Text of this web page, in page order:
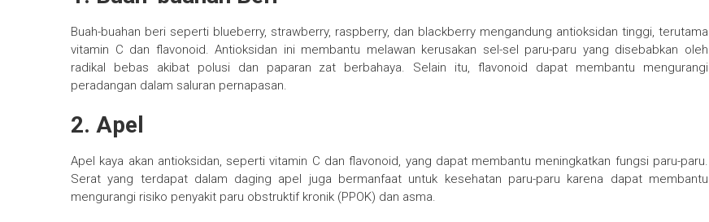
Buah-buahan beri seperti blueberry, strawberry, raspberry, dan blackberry mengandung antioksidan tinggi, terutama
vitamin C dan flavonoid. Antioksidan ini membantu melawan kerusakan sel-sel paru-paru yang disebabkan oleh
radikal bebas akibat polusi dan paparan zat berbahaya. Selain itu, flavonoid dapat membantu mengurangi
peradangan dalam saluran pernapasan.
2. Apel
Apel kaya akan antioksidan, seperti vitamin C dan flavonoid, yang dapat membantu meningkatkan fungsi paru-paru.
Serat yang terdapat dalam daging apel juga bermanfaat untuk kesehatan paru-paru karena dapat membantu
mengurangi risiko penyakit paru obstruktif kronik (PPOK) dan asma.